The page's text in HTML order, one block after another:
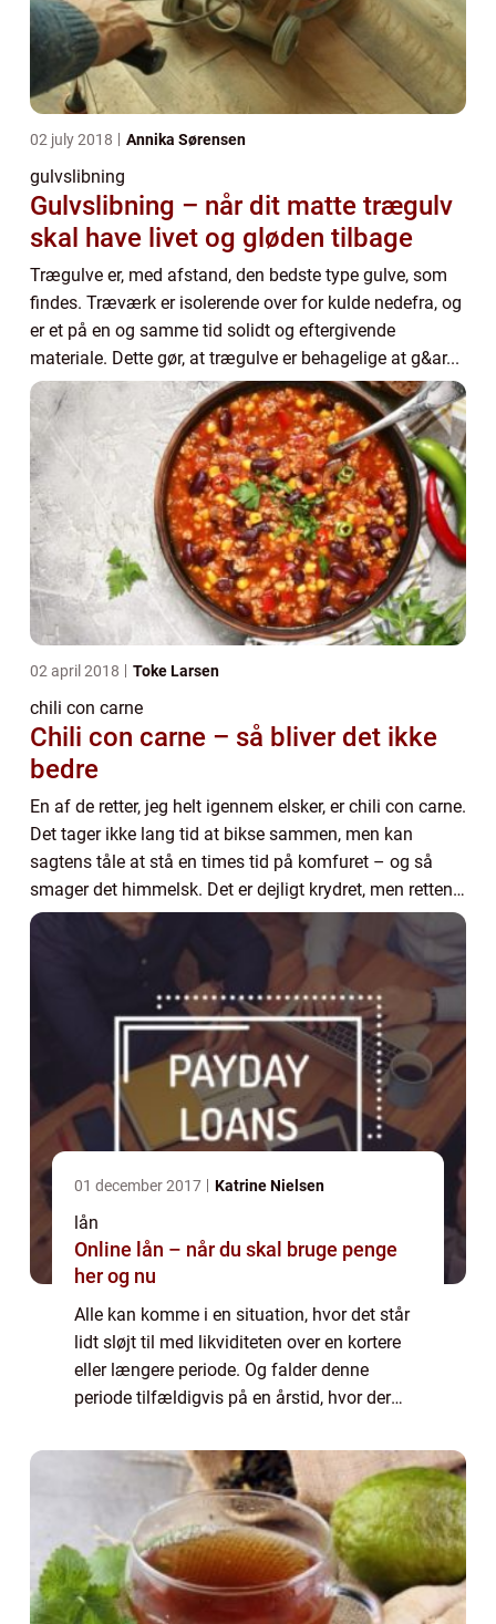
02 july 2018 Annika Sørensen
gulvslibning
Gulvslibning – når dit matte trægulv
skal have livet og gløden tilbage
Trægulve er, med afstand, den bedste type gulve, som
findes. Træværk er isolerende over for kulde nedefra, og
er et på en og samme tid solidt og eftergivende
materiale. Dette gør, at trægulve er behagelige at g&ar...
02 april 2018 Toke Larsen
chili con carne
Chili con carne – så bliver det ikke
bedre
En af de retter, jeg helt igennem elsker, er chili con carne.
Det tager ikke lang tid at bikse sammen, men kan
sagtens tåle at stå en times tid på komfuret – og så
smager det himmelsk. Det er dejligt krydret, men retten
...
01 december 2017 Katrine Nielsen
lån
Online lån – når du skal bruge penge
her og nu
Alle kan komme i en situation, hvor det står
lidt sløjt til med likviditeten over en kortere
eller længere periode. Og falder denne
periode tilfældigvis på en årstid, hvor der